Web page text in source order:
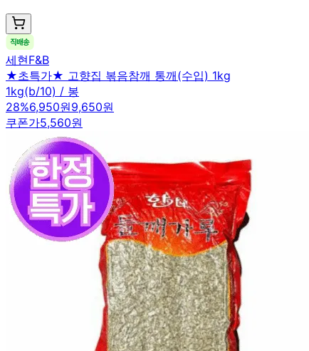
세현F&B
★초특가★ 고향집 볶음참깨 통깨(수입) 1kg
1kg(b/10) / 봉
28%6,950원9,650원
쿠폰가5,560원